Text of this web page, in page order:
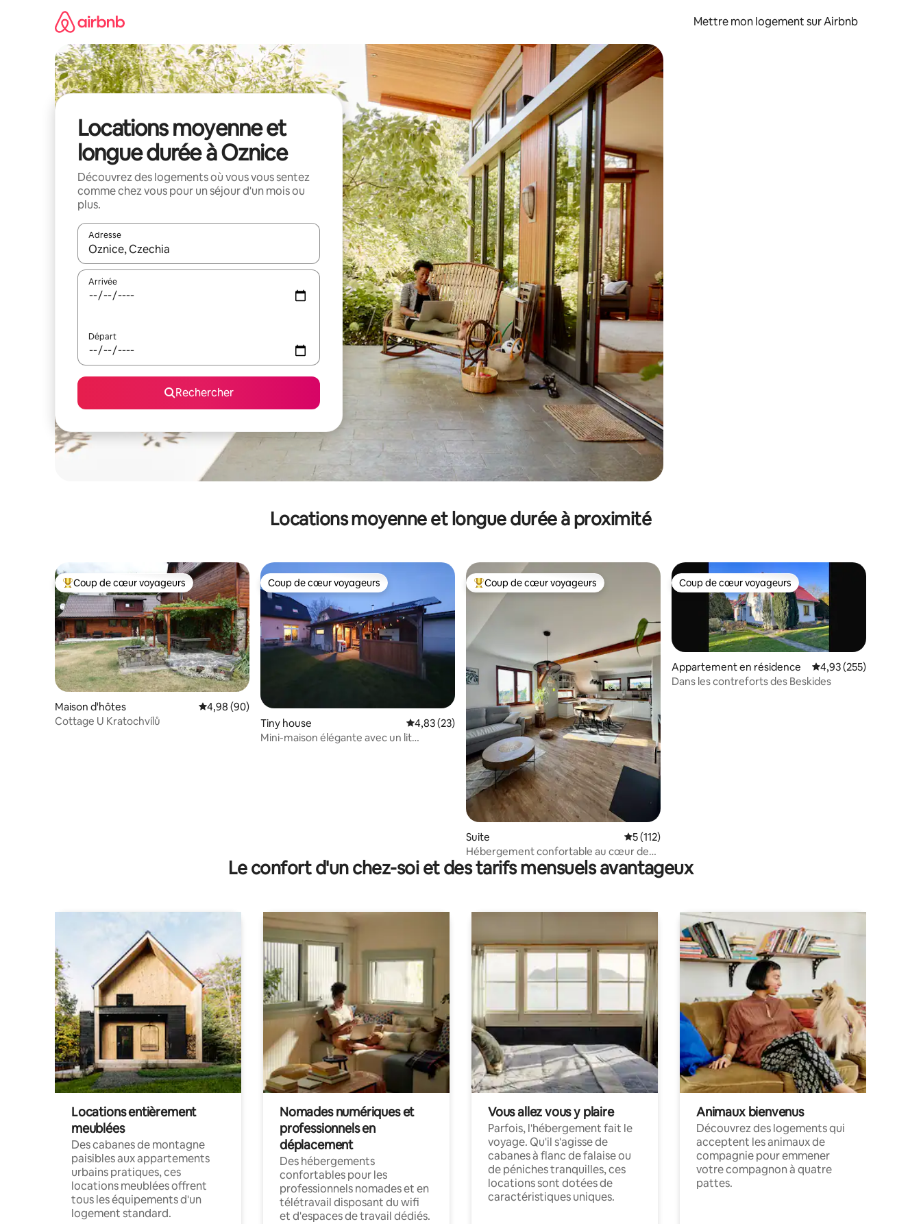
Mettre mon logement sur Airbnb
Locations moyenne et
longue durée à Oznice
Découvrez des logements où vous vous sentez
comme chez vous pour un séjour d'un mois ou
plus.
Adresse
Lorsque les résultats s'affichent, utilisez les flèches vers le haut et vers le bas pour les parcourir ou en appuyant et en faisant glisser.
Arrivée
Départ
Rechercher
Locations moyenne et longue durée à proximité
Coups de cœur voyageurs les plus appréciés
Coup de cœur voyageurs
Maison d'hôtes Évaluation moyenne sur la base de 90 commentaires : 4,98 sur 5
4,98 (90)
Cottage U Kratochvílů
Coup de cœur voyageurs
Coup de cœur voyageurs
Tiny house Évaluation moyenne sur la base de 23 commentaires : 4,83 sur 5
4,83 (23)
Mini-maison élégante avec un lit
Coups de cœur voyageurs les plus appréciés
Coup de cœur voyageurs
Suite Évaluation moyenne sur la base de 112 commentaires : 5 sur 5
5 (112)
Hébergement confortable au cœur des
Beskides
Coup de cœur voyageurs
Coup de cœur voyageurs
Appartement en résidence Évaluation moyenne
4,93 (255)
Dans les contreforts des Beskides
Le confort d'un chez-soi et des tarifs mensuels avantageux
Locations entièrement
meublées
Des cabanes de montagne
paisibles aux appartements
urbains pratiques, ces
locations meublées offrent
tous les équipements d'un
logement standard.
Nomades numériques et
professionnels en
déplacement
Des hébergements
confortables pour les
professionnels nomades et en
télétravail disposant du wifi
et d'espaces de travail dédiés.
Vous allez vous y plaire
Parfois, l'hébergement fait le
voyage. Qu'il s'agisse de
cabanes à flanc de falaise ou
de péniches tranquilles, ces
locations sont dotées de
caractéristiques uniques.
Animaux bienvenus
Découvrez des logements qui
acceptent les animaux de
compagnie pour emmener
votre compagnon à quatre
pattes.